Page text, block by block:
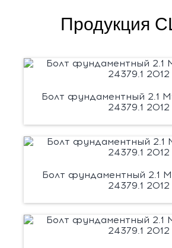
Продукция
Болт фундаментный 2.1
24379.1 2012
Болт фундаментный 2.1
24379.1 2012